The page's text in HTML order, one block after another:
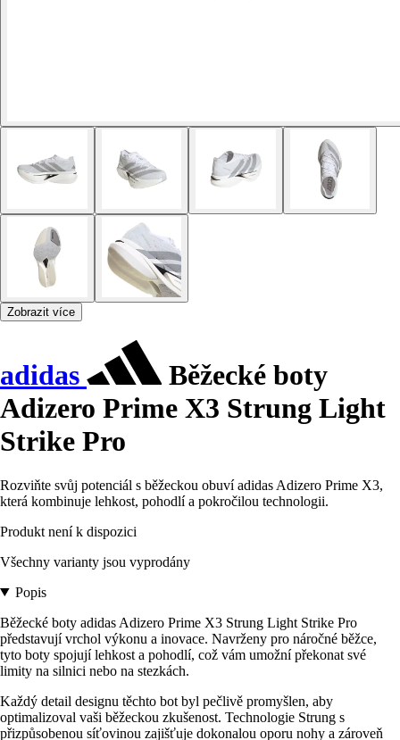
Zobrazit více
adidas
Běžecké boty
Adizero Prime X3 Strung Light
Strike Pro
Rozviňte svůj potenciál s běžeckou obuví adidas Adizero Prime X3,
která kombinuje lehkost, pohodlí a pokročilou technologii.
Produkt není k dispozici
Všechny varianty jsou vyprodány
Popis
Běžecké boty adidas Adizero Prime X3 Strung Light Strike Pro
představují vrchol výkonu a inovace. Navrženy pro náročné běžce,
tyto boty spojují lehkost a pohodlí, což vám umožní překonat své
limity na silnici nebo na stezkách.
Každý detail designu těchto bot byl pečlivě promyšlen, aby
optimalizoval vaši běžeckou zkušenost. Technologie Strung s
přizpůsobenou síťovinou zajišťuje dokonalou oporu nohy a zároveň